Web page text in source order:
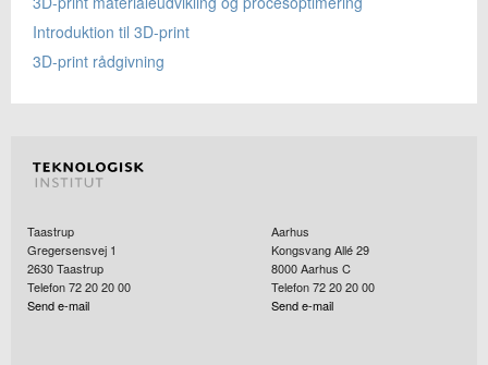
Introduktion til 3D-print
3D-print rådgivning
Taastrup
Gregersensvej 1
2630Taastrup
Telefon 72 20 20 00
Send e-mail
Aarhus
Kongsvang Allé 29
8000Aarhus C
Telefon 72 20 20 00
Send e-mail